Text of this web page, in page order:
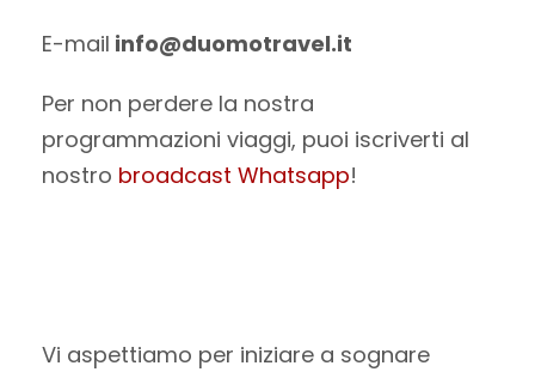
E-mail info@duomotravel.it
Per non perdere la nostra
programmazioni viaggi, puoi iscriverti al
nostro broadcast Whatsapp!
Vi aspettiamo per iniziare a sognare